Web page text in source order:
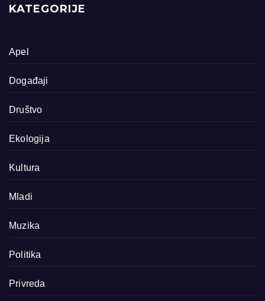
KATEGORIJE
Apel
Događaji
Društvo
Ekologija
Kultura
Mladi
Muzika
Politika
Privreda